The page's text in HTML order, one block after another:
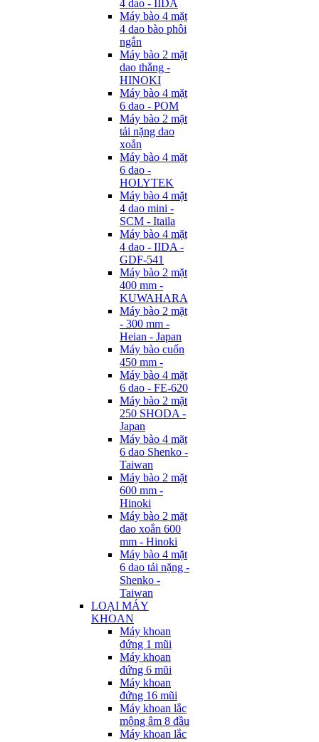
4 dao - IIDA
Máy bào 4 mặt
4 dao bào phôi
ngắn
Máy bào 2 mặt
dao thẳng -
HINOKI
Máy bào 4 mặt
6 dao - POM
Máy bào 2 mặt
tải nặng dao
xoắn
Máy bào 4 mặt
6 dao -
HOLYTEK
Máy bào 4 mặt
4 dao mini -
SCM - Itaila
Máy bào 4 mặt
4 dao - IIDA -
GDF-541
Máy bào 2 mặt
400 mm -
KUWAHARA
Máy bào 2 mặt
- 300 mm -
Heian - Japan
Máy bào cuốn
450 mm -
Máy bào 4 mặt
6 dao - FE-620
Máy bào 2 mặt
250 SHODA -
Japan
Máy bào 4 mặt
6 dao Shenko -
Taiwan
Máy bào 2 mặt
600 mm -
Hinoki
Máy bào 2 mặt
dao xoắn 600
mm - Hinoki
Máy bào 4 mặt
6 dao tải nặng -
Shenko -
Taiwan
LOẠI MÁY
KHOAN
Máy khoan
đứng 1 mũi
Máy khoan
đứng 6 mũi
Máy khoan
đứng 16 mũi
Máy khoan lắc
mộng âm 8 đầu
Máy khoan lắc